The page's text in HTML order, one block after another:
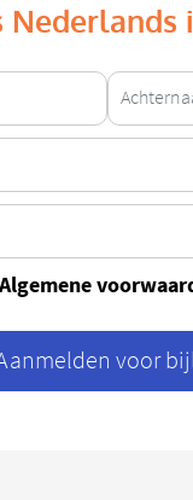
Algemene
voor